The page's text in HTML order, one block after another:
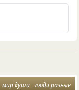
мир души люди разные